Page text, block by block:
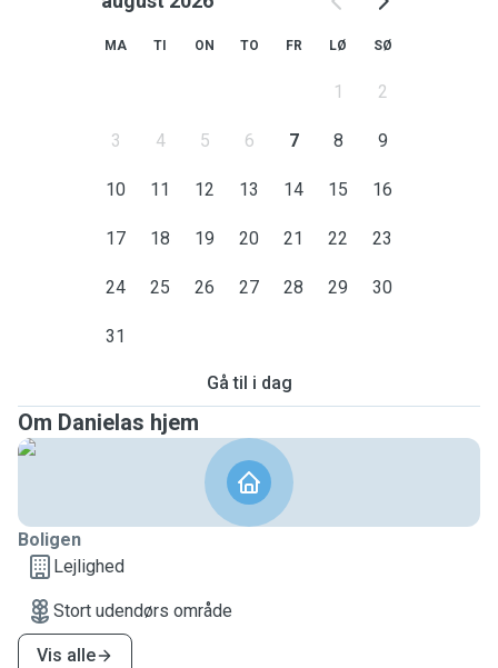
MA TI ON TO FR LØ SØ
1 2
3 4 5 6 7 8 9
10 11 12 13 14 15 16
17 18 19 20 21 22 23
24 25 26 27 28 29 30
31
Gå til i dag
Om Danielas hjem
Boligen
Lejlighed
Stort udendørs område
Vis alle